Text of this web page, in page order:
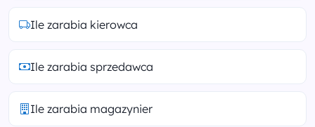
Ile zarabia kierowca
Ile zarabia sprzedawca
Ile zarabia magazynier